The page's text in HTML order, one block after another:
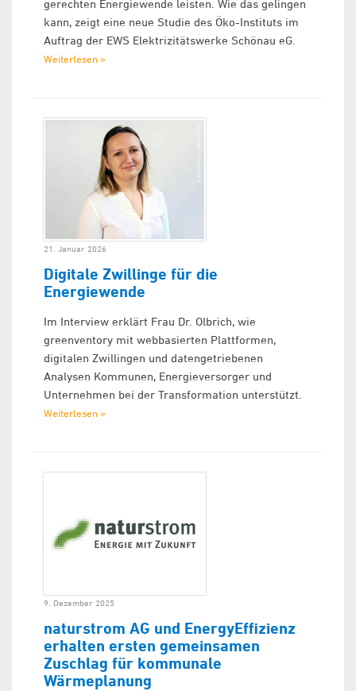
gerechten Energiewende leisten. Wie das gelingen
kann, zeigt eine neue Studie des Öko-Instituts im
Auftrag der EWS Elektrizitätswerke Schönau eG.
Weiterlesen »
21. Januar 2026
Digitale Zwillinge für die
Energiewende
Im Interview erklärt Frau Dr. Olbrich, wie
greenventory mit webbasierten Plattformen,
digitalen Zwillingen und datengetriebenen
Analysen Kommunen, Energieversorger und
Unternehmen bei der Transformation unterstützt.
Weiterlesen »
9. Dezember 2025
naturstrom AG und EnergyEffizienz
erhalten ersten gemeinsamen
Zuschlag für kommunale
Wärmeplanung